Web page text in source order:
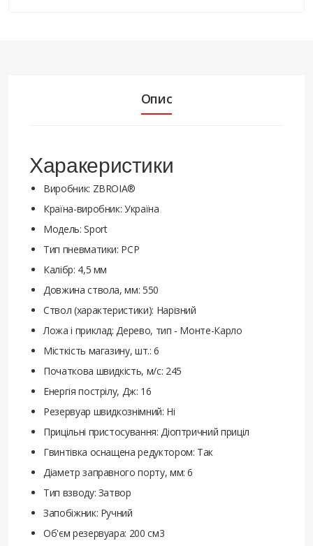
Опис
Харакеристики
Виробник: ZBROIA®
Країна-виробник: Україна
Модель: Sport
Тип пневматики: PCP
Калібр: 4,5 мм
Довжина ствола, мм: 550
Ствол (характеристики): Нарізний
Ложа і приклад: Дерево, тип - Монте-Карло
Місткість магазину, шт.: 6
Початкова швидкість, м/с: 245
Енергія пострілу, Дж: 16
Резервуар швидкознімний: Ні
Прицільні пристосування: Діоптричний приціл
Гвинтівка оснащена редуктором: Так
Діаметр заправного порту, мм: 6
Тип взводу: Затвор
Запобіжник: Ручний
Об'єм резервуара: 200 см3